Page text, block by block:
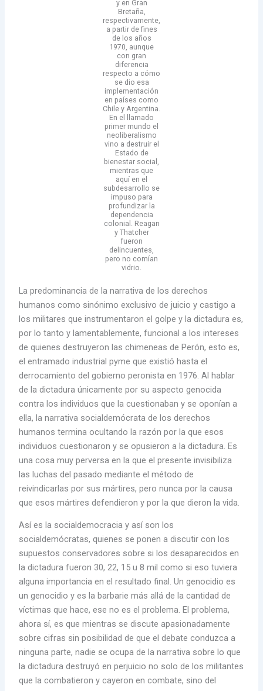
y en Gran
Bretaña,
respectivamente,
a partir de fines
de los años
1970, aunque
con gran
diferencia
respecto a cómo
se dio esa
implementación
en países como
Chile y Argentina.
En el llamado
primer mundo el
neoliberalismo
vino a destruir el
Estado de
bienestar social,
mientras que
aquí en el
subdesarrollo se
impuso para
profundizar la
dependencia
colonial. Reagan
y Thatcher
fueron
delincuentes,
pero no comían
vidrio.
La predominancia de la narrativa de los derechos
humanos como sinónimo exclusivo de juicio y castigo a
los militares que instrumentaron el golpe y la dictadura es,
por lo tanto y lamentablemente, funcional a los intereses
de quienes destruyeron las chimeneas de Perón, esto es,
el entramado industrial pyme que existió hasta el
derrocamiento del gobierno peronista en 1976. Al hablar
de la dictadura únicamente por su aspecto genocida
contra los individuos que la cuestionaban y se oponían a
ella, la narrativa socialdemócrata de los derechos
humanos termina ocultando la razón por la que esos
individuos cuestionaron y se opusieron a la dictadura. Es
una cosa muy perversa en la que el presente invisibiliza
las luchas del pasado mediante el método de
reivindicarlas por sus mártires, pero nunca por la causa
que esos mártires defendieron y por la que dieron la vida.
Así es la socialdemocracia y así son los
socialdemócratas, quienes se ponen a discutir con los
supuestos conservadores sobre si los desaparecidos en
la dictadura fueron 30, 22, 15 u 8 mil como si eso tuviera
alguna importancia en el resultado final. Un genocidio es
un genocidio y es la barbarie más allá de la cantidad de
víctimas que hace, ese no es el problema. El problema,
ahora sí, es que mientras se discute apasionadamente
sobre cifras sin posibilidad de que el debate conduzca a
ninguna parte, nadie se ocupa de la narrativa sobre lo que
la dictadura destruyó en perjuicio no solo de los militantes
que la combatieron y cayeron en combate, sino del